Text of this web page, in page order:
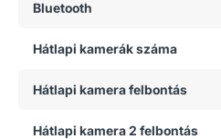
Bluetooth
Hátlapi kamerák száma
Hátlapi kamera felbontás
Hátlapi kamera 2 felbontás